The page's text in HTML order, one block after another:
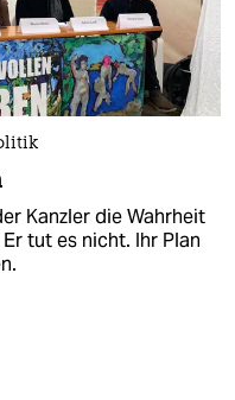
Kanzler die Wahrheit
tut es nicht. Ihr Plan